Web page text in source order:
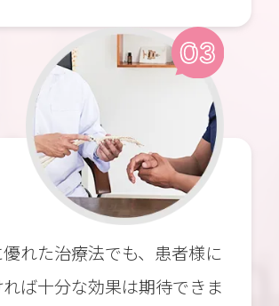
優れた治療法でも、患者様に
ば十分な効果は期待できま